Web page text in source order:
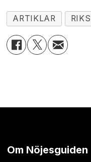
ARTIKLAR RIKS
Om Nöjesguiden